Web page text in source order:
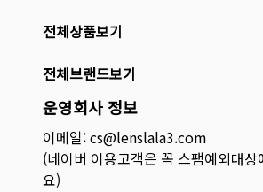
전체상품보기
전체브랜드보기
운영회사 정보
이메일: cs@lenslala3.com
(네이버 이용고객은 꼭 스팸예외대상
요)